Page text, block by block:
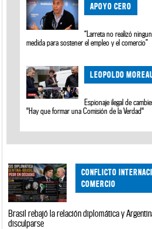
APOYO CERO
“Larreta no realizó
medida para sostener el empleo y el comercio”
LEOPOLDO
Espionaje ilegal de
"Hay que formar una Comisión de la Verdad"
CONFLICTO
COMERCIO
Brasil rebajó la relación diplomática y
disculparse